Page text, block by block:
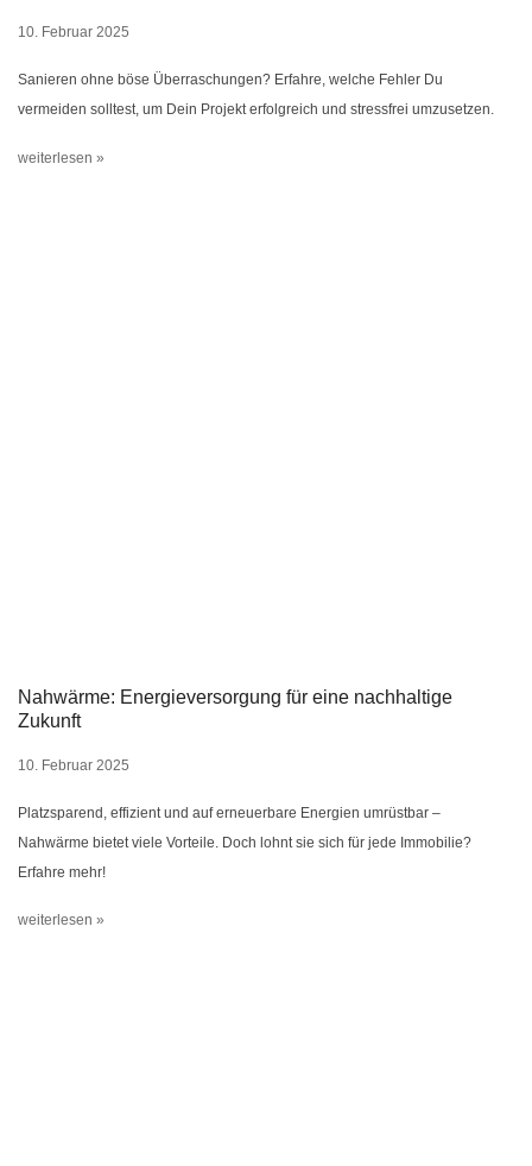
10. Februar 2025
Sanieren ohne böse Überraschungen? Erfahre, welche Fehler Du
vermeiden solltest, um Dein Projekt erfolgreich und stressfrei umzusetzen.
weiterlesen »
Nahwärme: Energieversorgung für eine nachhaltige
Zukunft
10. Februar 2025
Platzsparend, effizient und auf erneuerbare Energien umrüstbar –
Nahwärme bietet viele Vorteile. Doch lohnt sie sich für jede Immobilie?
Erfahre mehr!
weiterlesen »